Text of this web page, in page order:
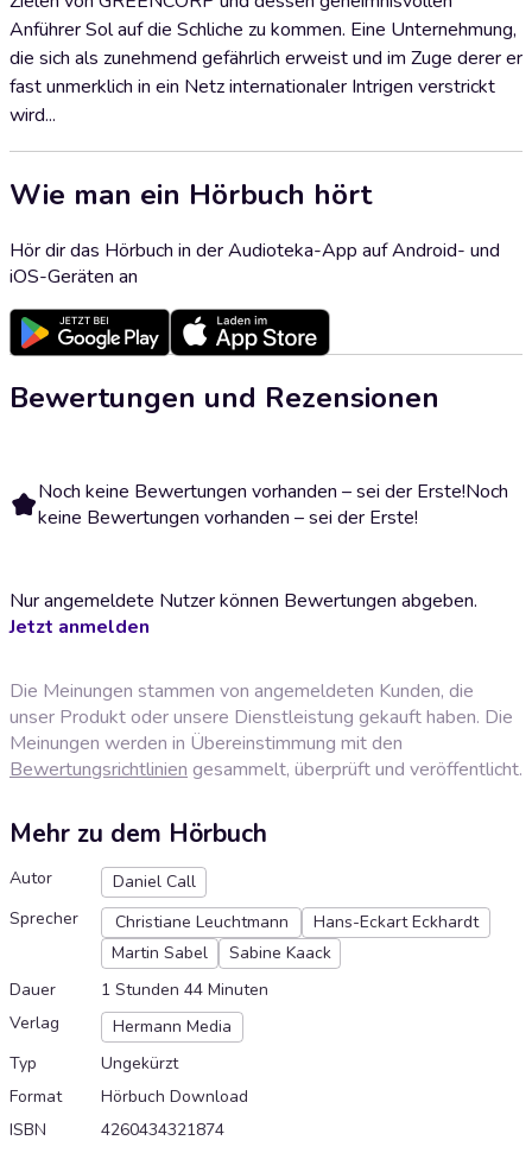
Anführer Sol auf die Schliche zu kommen. Eine Unternehmung,
die sich als zunehmend gefährlich erweist und im Zuge derer er
fast unmerklich in ein Netz internationaler Intrigen verstrickt
wird...
Wie man ein Hörbuch hört
Hör dir das Hörbuch in der Audioteka-App auf Android- und
iOS-Geräten an
Bewertungen und Rezensionen
Noch keine Bewertungen vorhanden – sei der Erste!Noch
keine Bewertungen vorhanden – sei der Erste!
Nur angemeldete Nutzer können Bewertungen abgeben.
Jetzt anmelden
Die Meinungen stammen von angemeldeten Kunden, die
unser Produkt oder unsere Dienstleistung gekauft haben. Die
Meinungen werden in Übereinstimmung mit den
Bewertungsrichtlinien gesammelt, überprüft und veröffentlicht.
Mehr zu dem Hörbuch
Autor
Daniel Call
Sprecher
Christiane Leuchtmann
Hans-Eckart Eckhardt
Martin Sabel
Sabine Kaack
Dauer
1 Stunden 44 Minuten
Verlag
Hermann Media
Typ
Ungekürzt
Format
Hörbuch Download
ISBN
4260434321874